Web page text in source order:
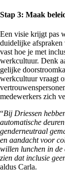
Stap 3: Maak
Een visie krijgt pas
duidelijke
vast hoe je met
werkcultuur. Denk
gelijke
werkcultuur vraagt
medewerkers zich
“Bij Driessen
automatische
genderneutraal
en aandacht voor
willen lunchen in de
zien dat inclusie
aldus Carla.